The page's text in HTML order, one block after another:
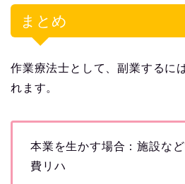
まとめ
作業療法士として、副業するに
れます。
本業を生かす場合：施設な
費リハ